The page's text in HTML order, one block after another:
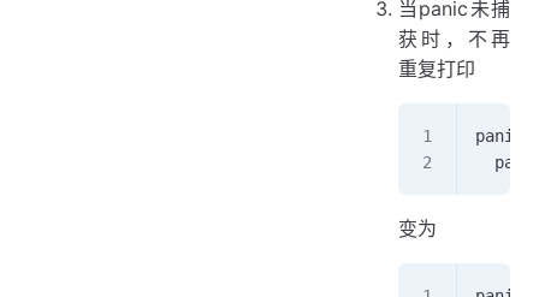
当panic未捕
获时，不再
重复打印
panic:
变为